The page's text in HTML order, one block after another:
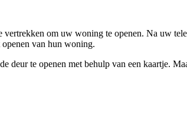
om uw woning te openen. Na uw
openen van hun woning.
deur te openen met behulp van een kaartje.